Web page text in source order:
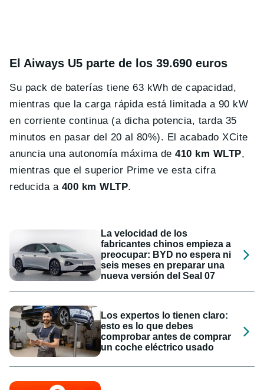
El Aiways U5 parte de los 39.690 euros
Su pack de baterías tiene 63 kWh de capacidad,
mientras que la carga rápida está limitada a 90 kW
en corriente continua (a dicha potencia, tarda 35
minutos en pasar del 20 al 80%). El acabado XCite
anuncia una autonomía máxima de410 km WLTP,
mientras que el superior Prime ve esta cifra
reducida a 400 km WLTP.
La velocidad de los
fabricantes chinos empieza a
preocupar: BYD no espera ni
seis meses en preparar una
nueva versión del Seal 07
Los expertos lo tienen claro:
esto es lo que debes
comprobar antes de comprar
un coche eléctrico usado